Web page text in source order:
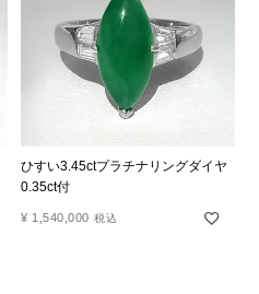
ひすい3.45ctプラチナリングダイヤ
0.35ct付
¥ 1,540,000 税込